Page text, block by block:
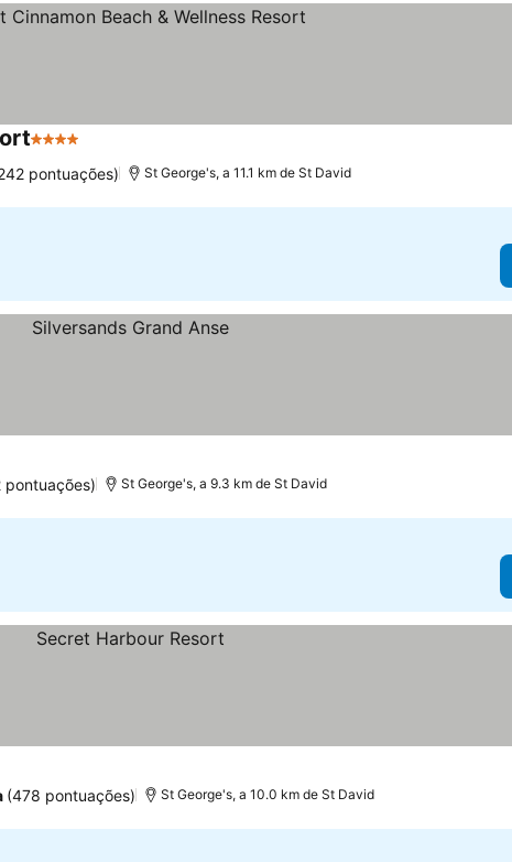
4 Estrelas
pontuações) St George's, a 11.1 km de St David
pontuações) St George's, a 9.3 km de St David
(478 pontuações) St George's, a 10.0 km de St David